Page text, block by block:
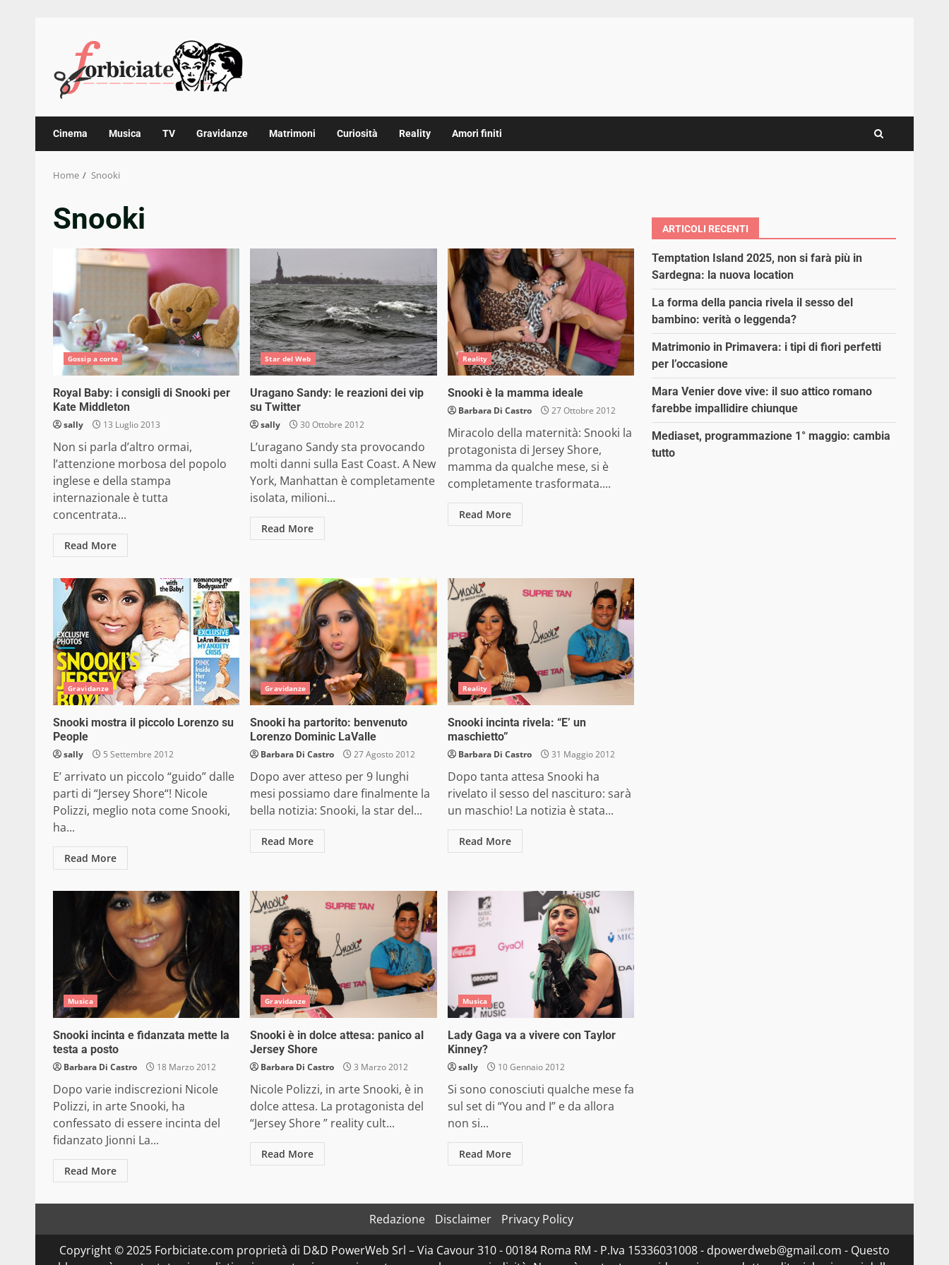
content
Cinema Musica TV Gravidanze Matrimoni Curiosità Reality Amori finiti
Home Snooki
Snooki
Gossip a corte
Royal Baby: i consigli di Snooki per
Kate Middleton
sally 13 Luglio 2013
Non si parla d’altro ormai,
l’attenzione morbosa del popolo
inglese e della stampa
internazionale è tutta
concentrata...
Read More
Star del Web
Uragano Sandy: le reazioni dei vip
su Twitter
sally 30 Ottobre 2012
L’uragano Sandy sta provocando
molti danni sulla East Coast. A New
York, Manhattan è completamente
isolata, milioni...
Read More
Reality
Snooki è la mamma ideale
Barbara Di Castro 27 Ottobre 2012
Miracolo della maternità: Snooki la
protagonista di Jersey Shore,
mamma da qualche mese, si è
completamente trasformata....
Read More
Gravidanze
Snooki mostra il piccolo Lorenzo su
People
sally 5 Settembre 2012
E’ arrivato un piccolo “guido” dalle
parti di “Jersey Shore“! Nicole
Polizzi, meglio nota come Snooki,
ha...
Read More
Gravidanze
Snooki ha partorito: benvenuto
Lorenzo Dominic LaValle
Barbara Di Castro 27 Agosto 2012
Dopo aver atteso per 9 lunghi
mesi possiamo dare finalmente la
bella notizia: Snooki, la star del...
Read More
Reality
Snooki incinta rivela: “E’ un
maschietto”
Barbara Di Castro 31 Maggio 2012
Dopo tanta attesa Snooki ha
rivelato il sesso del nascituro: sarà
un maschio! La notizia è stata...
Read More
Musica
Snooki incinta e fidanzata mette la
testa a posto
Barbara Di Castro 18 Marzo 2012
Dopo varie indiscrezioni Nicole
Polizzi, in arte Snooki, ha
confessato di essere incinta del
fidanzato Jionni La...
Read More
Gravidanze
Snooki è in dolce attesa: panico al
Jersey Shore
Barbara Di Castro 3 Marzo 2012
Nicole Polizzi, in arte Snooki, è in
dolce attesa. La protagonista del
“Jersey Shore ” reality cult...
Read More
Musica
Lady Gaga va a vivere con Taylor
Kinney?
sally 10 Gennaio 2012
Si sono conosciuti qualche mese fa
sul set di “You and I” e da allora
non si...
Read More
ARTICOLI RECENTI
Temptation Island 2025, non si farà più in
Sardegna: la nuova location
La forma della pancia rivela il sesso del
bambino: verità o leggenda?
Matrimonio in Primavera: i tipi di fiori perfetti
per l’occasione
Mara Venier dove vive: il suo attico romano
farebbe impallidire chiunque
Mediaset, programmazione 1° maggio: cambia
tutto
Redazione Disclaimer
Privacy Policy
Copyright © 2025 Forbiciate.com proprietà di D&D PowerWeb Srl – Via Cavour 310 - 00184 Roma RM - P.Iva 15336031008 - dpowerdweb@gmail.com - Questo